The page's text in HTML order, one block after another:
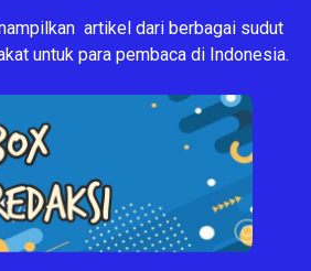
artikel dari berbagai sudut
untuk para pembaca di Indonesia.